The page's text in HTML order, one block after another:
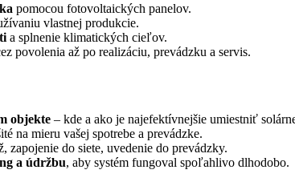
pomocou fotovoltaických panelov.
vlastnej produkcie.
a splnenie klimatických cieľov.
povolenia až po realizáciu, prevádzku a servis.
objekte – kde a ako je najefektívnejšie umiestniť
na mieru vašej spotrebe a prevádzke.
zapojenie do siete, uvedenie do prevádzky.
a údržbu, aby systém fungoval spoľahlivo dlhodobo.